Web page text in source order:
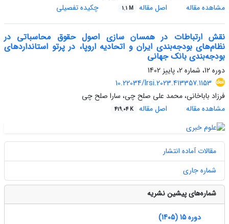
مشاهده مقاله
اصل مقاله 1.1 M چکیده تفصیلی
نقش ارتباطات در همسان سازی اصول حقوق محاسباتی در
نظام‌های بودجه‌بندی ایران و اتحادیه اروپا، در پرتو استانداردهای
بودجه‌بندی بانک جهانی
دوره 12، شماره 2، پاییز 1402
10.22034/lrsi.2023.413357.1153
فرزاد باباخانی، محمد علی صلح چی، سارا صلح چی
مشاهده مقاله
اصل مقاله 419.04 K
مقالات آماده انتشار
شماره جاری
شماره‌های پیشین نشریه
دوره 15 (1405)